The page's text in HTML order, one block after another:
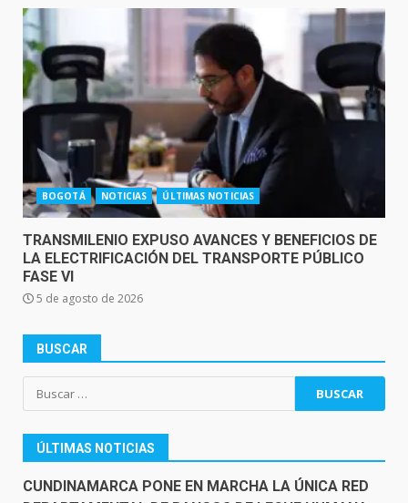
BOGOTÁ NOTICIAS ÚLTIMAS NOTICIAS
TRANSMILENIO EXPUSO AVANCES Y BENEFICIOS DE
LA ELECTRIFICACIÓN DEL TRANSPORTE PÚBLICO
FASE VI
5 de agosto de 2026
BUSCAR
Buscar:
ÚLTIMAS NOTICIAS
CUNDINAMARCA PONE EN MARCHA LA ÚNICA RED